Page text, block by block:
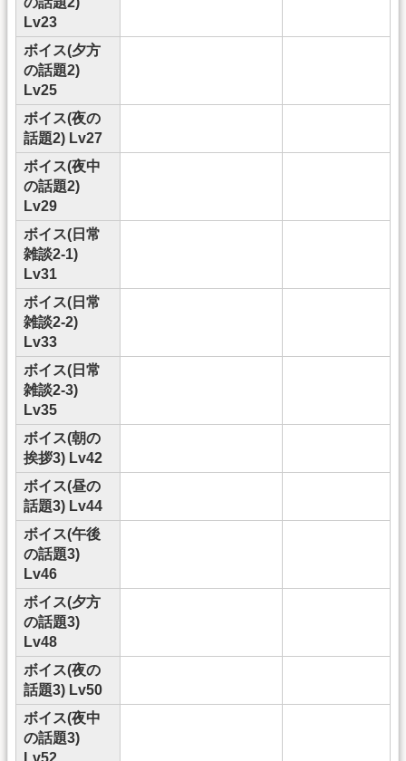
Lv23
ボイス(夕方
の話題2)
Lv25
ボイス(夜の
話題2) Lv27
ボイス(夜中
の話題2)
Lv29
ボイス(日常
雑談2-1)
Lv31
ボイス(日常
雑談2-2)
Lv33
ボイス(日常
雑談2-3)
Lv35
ボイス(朝の
挨拶3) Lv42
ボイス(昼の
話題3) Lv44
ボイス(午後
の話題3)
Lv46
ボイス(夕方
の話題3)
Lv48
ボイス(夜の
話題3) Lv50
ボイス(夜中
の話題3)
Lv52